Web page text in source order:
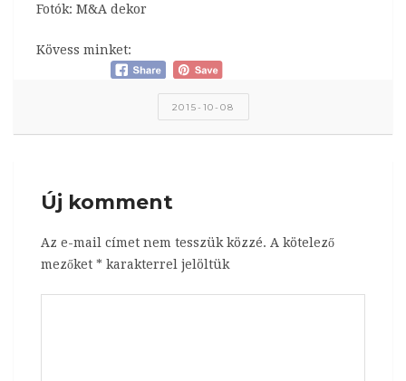
Fotók: M&A dekor
Kövess minket:
2015-10-08
Új komment
Az e-mail címet nem tesszük közzé. A kötelező
mezőket * karakterrel jelöltük